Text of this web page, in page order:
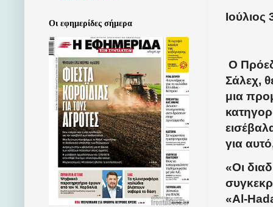
Ο
Σάλεχ,
μια
για
«Οι
«Al-
Οι εφημερίδες σήμερα